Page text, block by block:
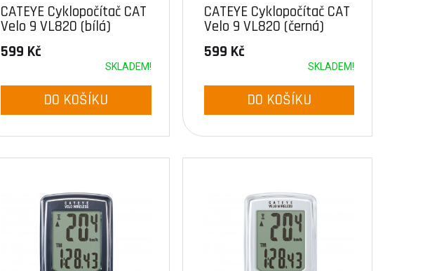
CATEYE Cyklopočítač CAT
Velo 9 VL820 (bílá)
599 Kč
SKLADEM!
DO KOŠÍKU
CATEYE Cyklopočítač CAT
Velo 9 VL820 (černá)
599 Kč
SKLADEM!
DO KOŠÍKU